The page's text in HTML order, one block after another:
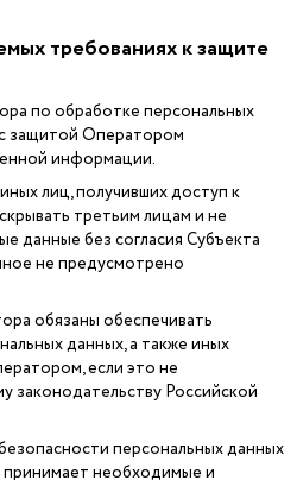
требованиях к защите
по обработке персональных
защитой Оператором
информации.
лиц, получивших доступ к
третьим лицам и не
данные без согласия Субъекта
не предусмотрено
обязаны обеспечивать
данных, а также иных
если это не
законодательству Российской
персональных данных
необходимые и